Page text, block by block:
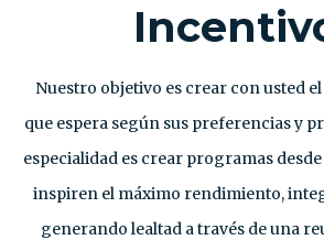
Nuestro objetivo es crear con usted
que espera según sus preferencias y
especialidad es crear programas
inspiren el máximo rendimiento,
generando lealtad a través de una